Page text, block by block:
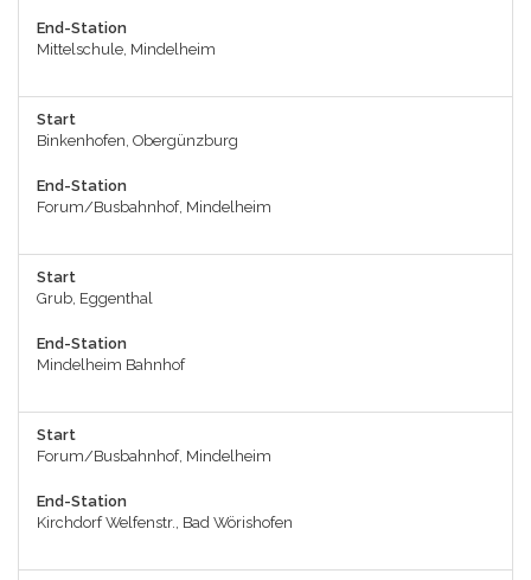
End-Station
Mittelschule, Mindelheim
Start
Binkenhofen, Obergünzburg
End-Station
Forum/Busbahnhof, Mindelheim
Start
Grub, Eggenthal
End-Station
Mindelheim Bahnhof
Start
Forum/Busbahnhof, Mindelheim
End-Station
Kirchdorf Welfenstr., Bad Wörishofen